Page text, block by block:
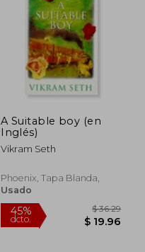
A Suitable boy (en
Inglés)
Vikram Seth
Phoenix, Tapa Blanda,
Usado